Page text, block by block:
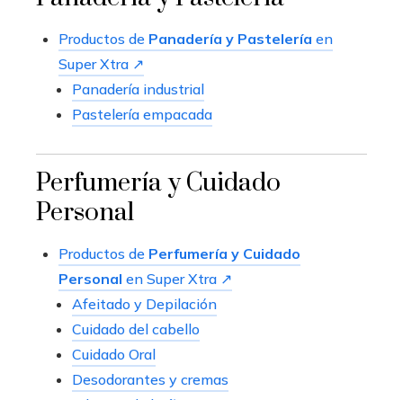
Productos de Panadería y Pastelería en
Super Xtra ↗
Panadería industrial
Pastelería empacada
Perfumería y Cuidado
Personal
Productos de Perfumería y Cuidado
Personal en Super Xtra ↗
Afeitado y Depilación
Cuidado del cabello
Cuidado Oral
Desodorantes y cremas